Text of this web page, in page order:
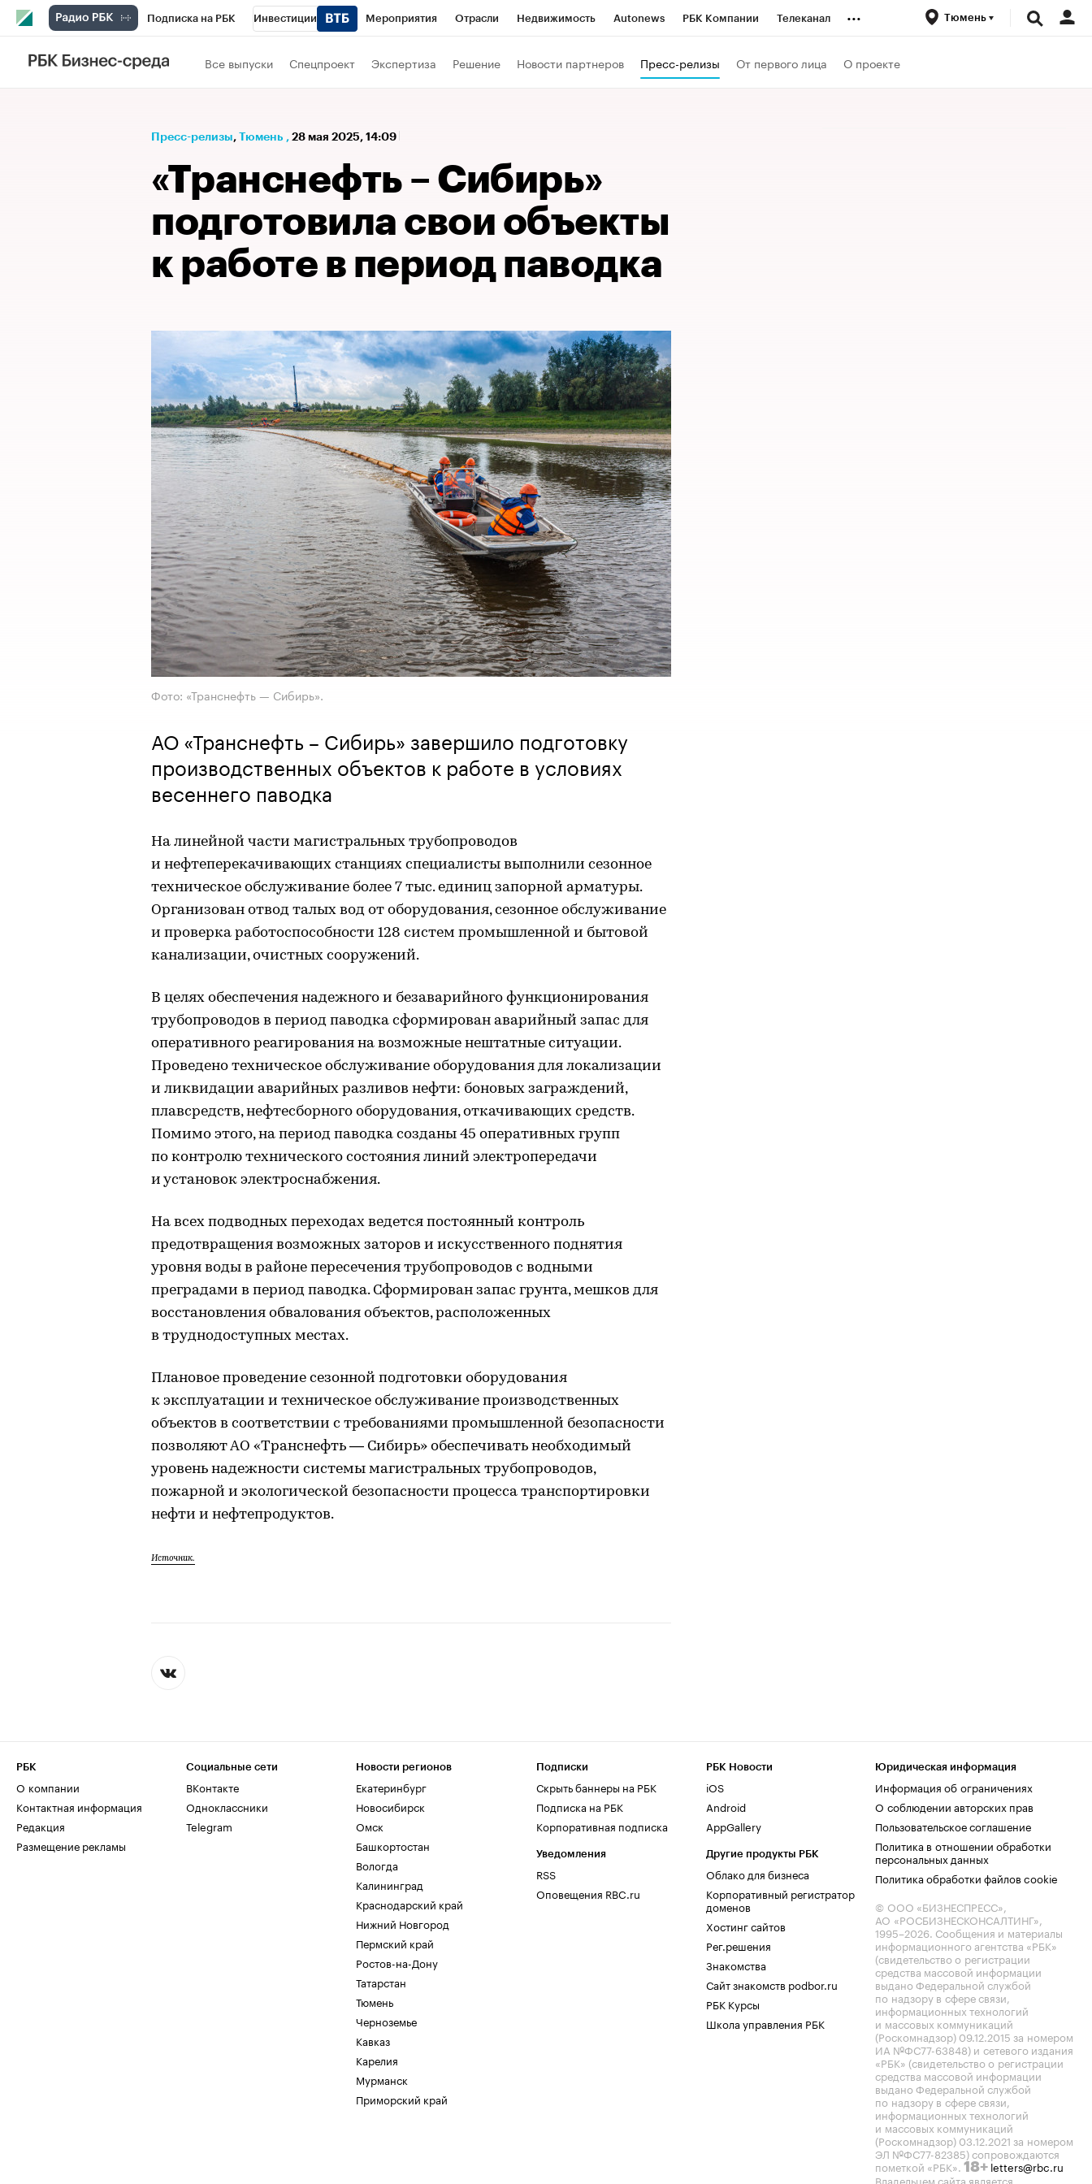
Подписка на РБК Инвестиции Мероприятия Отрасли Недвижимость Autonews РБК Компании Телеканал
РБК Вино
Проверка контрагентов Бизнес Технологии и медиа
... Тюмень
Все выпуски Спецпроект Экспертиза Решение Новости партнеров Пресс-релизы От первого лица О проекте
Пресс-релизы⁠, Тюмень , 28 мая 2025, 14:09
«Транснефть – Сибирь»
подготовила свои объекты
к работе в период паводка
Фото: «Транснефть — Сибирь».
АО «Транснефть – Сибирь» завершило подготовку
производственных объектов к работе в условиях
весеннего паводка
На линейной части магистральных трубопроводов
и нефтеперекачивающих станциях специалисты выполнили сезонное
техническое обслуживание более 7 тыс. единиц запорной арматуры.
Организован отвод талых вод от оборудования, сезонное обслуживание
и проверка работоспособности 128 систем промышленной и бытовой
канализации, очистных сооружений.
В целях обеспечения надежного и безаварийного функционирования
трубопроводов в период паводка сформирован аварийный запас для
оперативного реагирования на возможные нештатные ситуации.
Проведено техническое обслуживание оборудования для локализации
и ликвидации аварийных разливов нефти: боновых заграждений,
плавсредств, нефтесборного оборудования, откачивающих средств.
Помимо этого, на период паводка созданы 45 оперативных групп
по контролю технического состояния линий электропередачи
и установок электроснабжения.
На всех подводных переходах ведется постоянный контроль
предотвращения возможных заторов и искусственного поднятия
уровня воды в районе пересечения трубопроводов с водными
преградами в период паводка. Сформирован запас грунта, мешков для
восстановления обвалования объектов, расположенных
в труднодоступных местах.
Плановое проведение сезонной подготовки оборудования
к эксплуатации и техническое обслуживание производственных
объектов в соответствии с требованиями промышленной безопасности
позволяют АО «Транснефть — Сибирь» обеспечивать необходимый
уровень надежности системы магистральных трубопроводов,
пожарной и экологической безопасности процесса транспортировки
нефти и нефтепродуктов.
Источник.
РБК
О компании
Контактная информация
Редакция
Размещение рекламы
Социальные сети
ВКонтакте
Одноклассники
Telegram
Новости регионов
Екатеринбург
Новосибирск
Омск
Башкортостан
Вологда
Калининград
Краснодарский край
Нижний Новгород
Пермский край
Ростов-на-Дону
Татарстан
Тюмень
Черноземье
Кавказ
Карелия
Мурманск
Приморский край
Подписки
Скрыть баннеры на РБК
Подписка на РБК
Корпоративная подписка
Уведомления
RSS
Оповещения RBC.ru
РБК Новости
iOS
Android
AppGallery
Другие продукты РБК
Облако для бизнеса
Корпоративный регистратор
доменов
Хостинг сайтов
Рег.решения
Знакомства
Сайт знакомств podbor.ru
РБК Курсы
Школа управления РБК
Юридическая информация
Информация об ограничениях
О соблюдении авторских прав
Пользовательское соглашение
Политика в отношении обработки
персональных данных
Политика обработки файлов cookie
© ООО «БИЗНЕСПРЕСС»,
АО «РОСБИЗНЕСКОНСАЛТИНГ»,
1995–2026. Сообщения и материалы
информационного агентства «РБК»
(свидетельство о регистрации
средства массовой информации
выдано Федеральной службой
по надзору в сфере связи,
информационных технологий
и массовых коммуникаций
(Роскомнадзор) 09.12.2015 за номером
ИА №ФС77-63848) и сетевого издания
«РБК» (свидетельство о регистрации
средства массовой информации
выдано Федеральной службой
по надзору в сфере связи,
информационных технологий
и массовых коммуникаций
(Роскомнадзор) 03.12.2021 за номером
ЭЛ №ФС77-82385) сопровождаются
пометкой «РБК». 18+ letters@rbc.ru
Владельцем сайта является